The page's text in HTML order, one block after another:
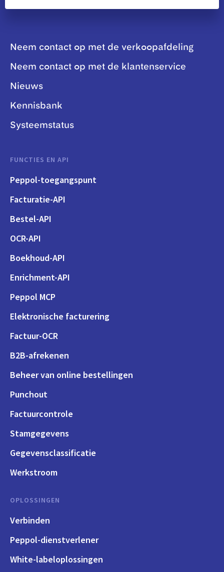
Neem contact op met de verkoopafdeling
Neem contact op met de klantenservice
Nieuws
Kennisbank
Systeemstatus
FUNCTIES EN API
Peppol-toegangspunt
Facturatie-API
Bestel-API
OCR-API
Boekhoud-API
Enrichment-API
Peppol MCP
Elektronische facturering
Factuur-OCR
B2B-afrekenen
Beheer van online bestellingen
Punchout
Factuurcontrole
Stamgegevens
Gegevensclassificatie
Werkstroom
OPLOSSINGEN
Verbinden
Peppol-dienstverlener
White-labeloplossingen